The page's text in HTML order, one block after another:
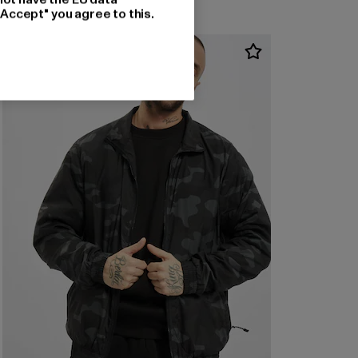
you agree to this.